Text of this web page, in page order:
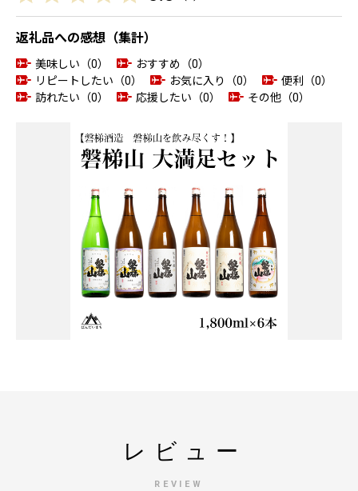
返礼品への感想（集計）
美味しい（0）
おすすめ（0）
リピートしたい（0）
お気に入り（0）
便利（0）
訪れたい（0）
応援したい（0） その他（0）
レビュー
REVIEW